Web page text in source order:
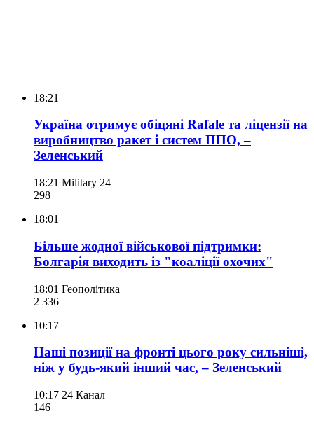
18:21
Україна отримує обіцяні Rafale та ліцензії на
виробництво ракет і систем ППО, –
Зеленський
18:21 Military 24
298
18:01
Більше жодної військової підтримки:
Болгарія виходить із "коаліції охочих"
18:01 Геополітика
2 336
10:17
Наші позиції на фронті цього року сильніші,
ніж у будь-який інший час, – Зеленський
10:17 24 Канал
146